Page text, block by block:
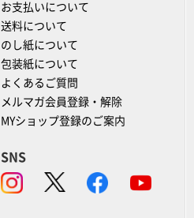
お支払いについて
送料について
のし紙について
包装紙について
よくあるご質問
メルマガ会員登録・解除
MYショップ登録のご案内
SNS